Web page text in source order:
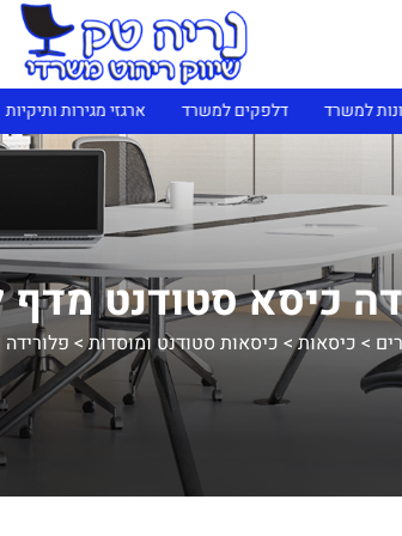
למשרד דלפקים למשרד ארגזי מגירות ותיקיות
כיסא סטודנט
> כיסאות> כיסאות סטודנט ומוסדות>